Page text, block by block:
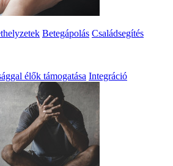
Betegápolás Családsegítés
élők támogatása Integráció